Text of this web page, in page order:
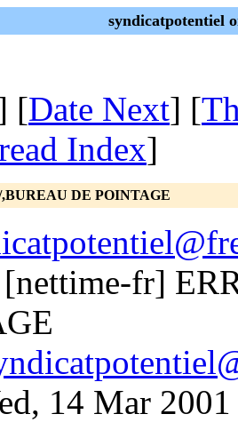
syndicatpotentiel
[Date Next] [
Index]
DE POINTAGE
fr]
14 Mar